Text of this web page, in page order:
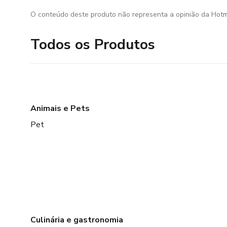
O conteúdo deste produto não representa a opinião da
Todos os Produtos
Animais e Pets
Pet
Culinária e gastronomia